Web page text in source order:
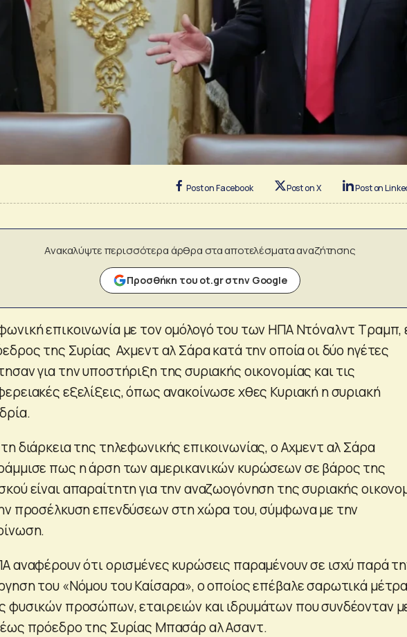
Post on Facebook Post on X Post on
Ανακαλύψτε περισσότερα άρθρα στα αποτελέσματα αναζήτησης
Προσθήκη του ot.gr στην Google
επικοινωνία με τον ομόλογό του των ΗΠΑ Ντόναλντ Τραμπ,
της Συρίας Αχμεντ αλ Σάρα κατά την οποία οι δύο ηγέτες
για την υποστήριξη της συριακής οικονομίας και τις
εξελίξεις, όπως ανακοίνωσε χθες Κυριακή η συριακή
διάρκεια της τηλεφωνικής επικοινωνίας, ο Αχμεντ αλ Σάρα
πως η άρση των αμερικανικών κυρώσεων σε βάρος της
είναι απαραίτητη για την αναζωογόνηση της συριακής
προσέλκυση επενδύσεων στη χώρα του, σύμφωνα με την
αναφέρουν ότι ορισμένες κυρώσεις παραμένουν σε ισχύ παρά
του «Νόμου του Καίσαρα», ο οποίος επέβαλε σαρωτικά
φυσικών προσώπων, εταιρειών και ιδρυμάτων που συνδέονταν
πρόεδρο της Συρίας Μπασάρ αλ Ασαντ.